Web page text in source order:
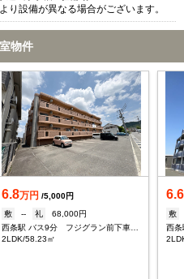
り設備が異なる場合がございます。
物件
6.8万円 /5,000円
敷
-- 礼
68,000円
2LDK/58.23㎡
6.6
敷